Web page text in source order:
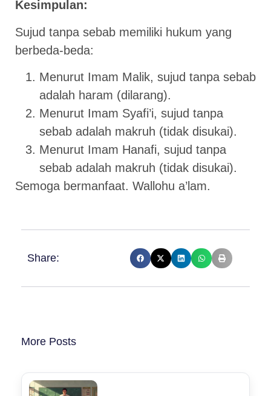
Kesimpulan:
Sujud tanpa sebab memiliki hukum yang
berbeda-beda:
Menurut Imam Malik, sujud tanpa sebab
adalah haram (dilarang).
Menurut Imam Syafi’i, sujud tanpa
sebab adalah makruh (tidak disukai).
Menurut Imam Hanafi, sujud tanpa
sebab adalah makruh (tidak disukai).
Semoga bermanfaat. Wallohu a’lam.
Share:
More Posts